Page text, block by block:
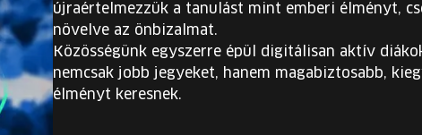
újraértelmezzük a tanulást mint emberi élményt,
növelve az önbizalmat.
Közösségünk egyszerre épül digitálisan aktív
nemcsak jobb jegyeket, hanem magabiztosabb,
élményt keresnek.